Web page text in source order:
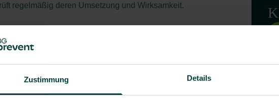
Zustimmung Details
regelmäßig deren Umsetzung und Wirksamkeit.